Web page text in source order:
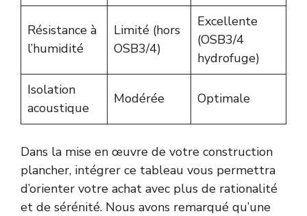
Résistance à
l’humidité
Limité (hors
OSB3/4)
Excellente
(OSB3/4
hydrofuge)
Isolation
acoustique
Modérée Optimale
Dans la mise en œuvre de votre construction
plancher, intégrer ce tableau vous permettra
d’orienter votre achat avec plus de rationalité
et de sérénité. Nous avons remarqué qu’une